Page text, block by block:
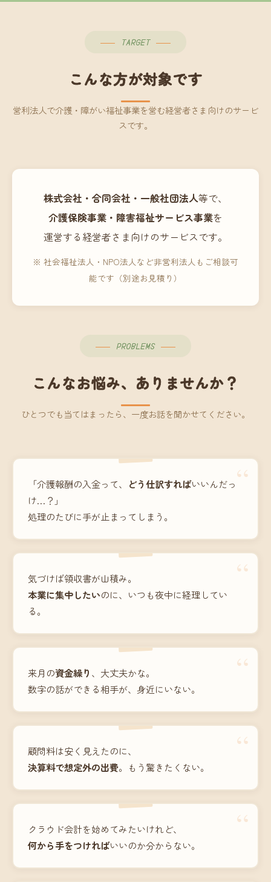
TARGET
こんな方が対象です
営利法人で介護・障がい福祉事業を営む経営者さま向けのサービ
スです。
株式会社・合同会社・一般社団法人等で、
介護保険事業・障害福祉サービス事業を
運営する経営者さま向けのサービスです。
※ 社会福祉法人・NPO法人など非営利法人もご相談可
能です（別途お見積り）
PROBLEMS
こんなお悩み、ありませんか？
ひとつでも当てはまったら、一度お話を聞かせてください。
“
「介護報酬の入金って、 どう仕訳すればいいんだっ
け…？」
処理のたびに手が止まってしまう。
“
気づけば領収書が山積み。
本業に集中したいのに、いつも夜中に経理してい
る。
“
来月の資金繰り 、大丈夫かな。
数字の話ができる相手が、身近にいない。
“
顧問料は安く見えたのに、
決算料で想定外の出費。もう驚きたくない。
“
クラウド会計を始めてみたいけれど、
何から手をつければいいのか分からない。